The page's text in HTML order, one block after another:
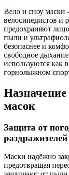
Вело и сноу маски
велосипедистов и
предохраняют
пыли и
безопаснее и
свободное
используются как
горнолыжном
масок
Защита от
раздражителей
Маски надёжно
предотвращая